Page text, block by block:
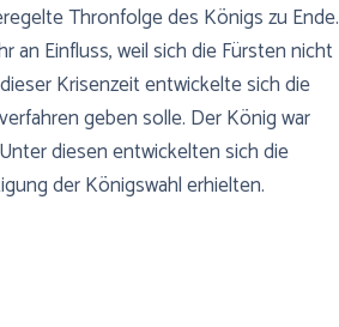
Thronfolge des Königs zu Ende.
Einfluss, weil sich die Fürsten nicht
Krisenzeit entwickelte sich die
geben solle. Der König war
diesen entwickelten sich die
der Königswahl erhielten.